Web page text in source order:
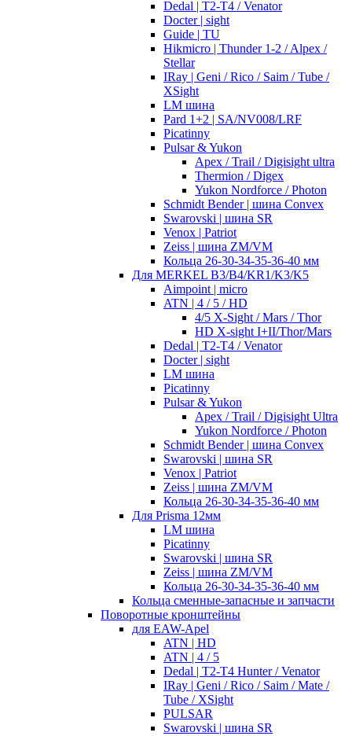
Dedal | T2-T4 / Venator
Docter | sight
Guide | TU
Hikmicro | Thunder 1-2 / Alpex /
Stellar
IRay | Geni / Rico / Saim / Tube /
XSight
LM шина
Pard 1+2 | SA/NV008/LRF
Picatinny
Pulsar & Yukon
Apex / Trail / Digisight ultra
Thermion / Digex
Yukon Nordforce / Photon
Schmidt Bender | шина Convex
Swarovski | шина SR
Venox | Patriot
Zeiss | шина ZM/VM
Кольца 26-30-34-35-36-40 мм
Для MERKEL B3/B4/KR1/K3/K5
Aimpoint | micro
ATN | 4 / 5 / HD
4/5 X-Sight / Mars / Thor
HD X-sight I+II/Thor/Mars
Dedal | T2-T4 / Venator
Docter | sight
LM шина
Picatinny
Pulsar & Yukon
Apex / Trail / Digisight Ultra
Yukon Nordforce / Photon
Schmidt Bender | шина Convex
Swarovski | шина SR
Venox | Patriot
Zeiss | шина ZM/VM
Кольца 26-30-34-35-36-40 мм
Для Prisma 12мм
LM шина
Picatinny
Swarovski | шина SR
Zeiss | шина ZM/VM
Кольца 26-30-34-35-36-40 мм
Кольца сменные-запасные и запчасти
Поворотные кронштейны
для EAW-Apel
ATN | HD
ATN | 4 / 5
Dedal | T2-T4 Hunter / Venator
IRay | Geni / Rico / Saim / Mate /
Tube / XSight
PULSAR
Swarovski | шина SR